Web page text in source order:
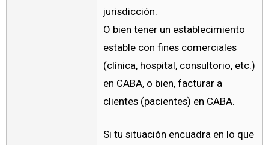
jurisdicción.
O bien tener un establecimiento
estable con fines comerciales
(clínica, hospital, consultorio, etc.)
en CABA, o bien, facturar a
clientes (pacientes) en CABA.
Si tu situación encuadra en lo que